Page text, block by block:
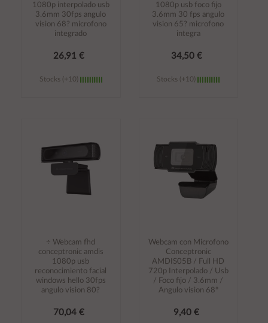
1080p interpolado usb
3.6mm 30fps angulo
vision 68? microfono
integrado
26,91 €
Stocks (+10)
1080p usb foco fijo
3.6mm 30 fps angulo
vision 65? microfono
integra
34,50 €
Stocks (+10)
÷ Webcam fhd
conceptronic amdis
1080p usb
reconocimiento facial
windows hello 30fps
angulo vision 80?
70,04 €
Webcam con Microfono
Conceptronic
AMDIS05B / Full HD
720p Interpolado / Usb
/ Foco fijo / 3.6mm /
Angulo vision 68º
9,40 €